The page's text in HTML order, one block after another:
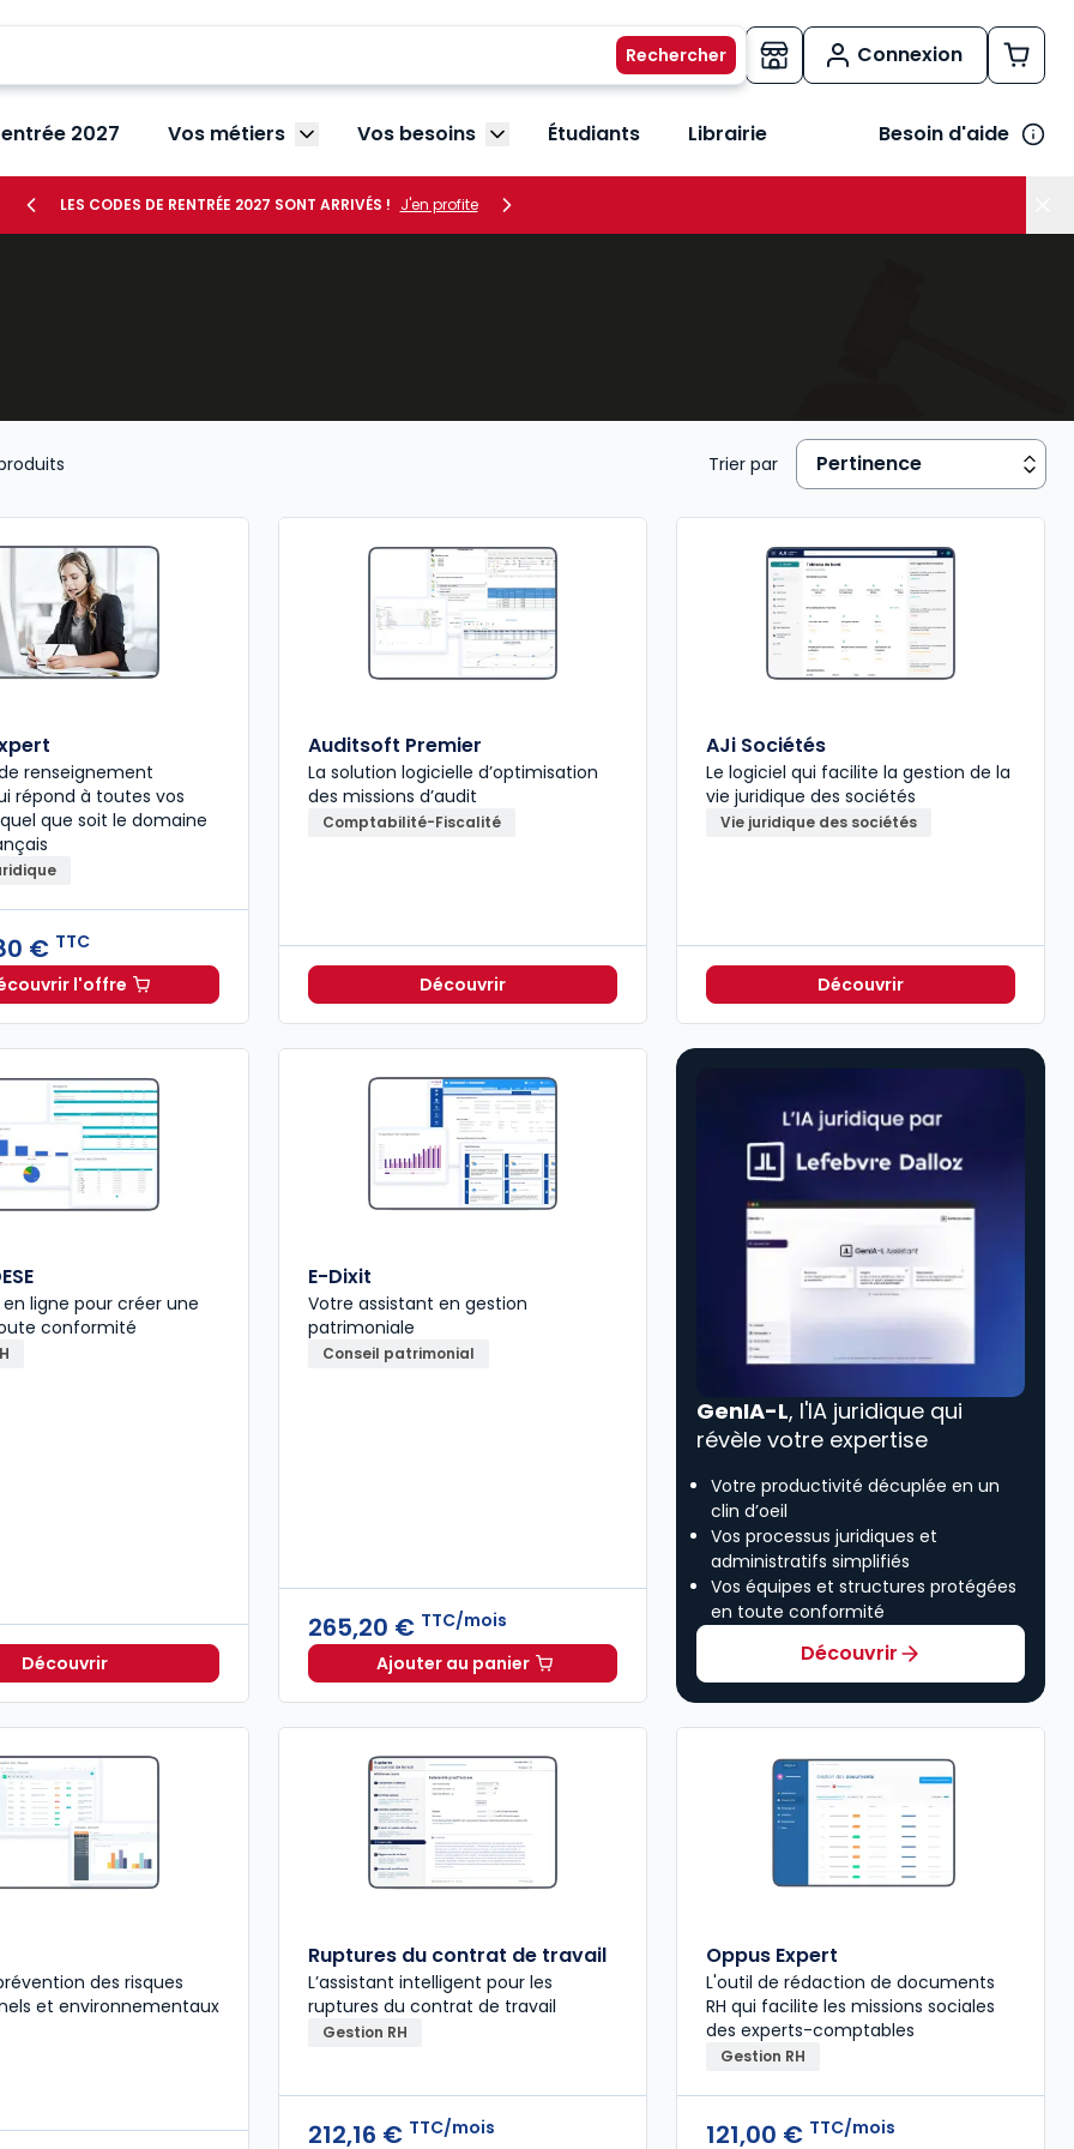
Connexion
2027 Vos métiers Afficher le sous-menu Vos métiers
Vos besoins Afficher le sous-menu Vos besoins
Étudiants Librairie Besoin d'aide
LES CODES DE RENTRÉE 2027 SONT ARRIVÉS ! J'en profite
Trier par
renseignement
répond à toutes vos
que soit le domaine
€ TTC
l'offre
L'appel expert à partir de Dès TTC
Auditsoft Premier
La solution logicielle d’optimisation
des missions d’audit
Comptabilité-Fiscalité
Découvrir
AJi Sociétés
Le logiciel qui facilite la gestion de la
vie juridique des sociétés
Vie juridique des sociétés
Découvrir
ligne pour créer une
conformité
Découvrir
E-Dixit
Votre assistant en gestion
patrimoniale
Conseil patrimonial
265,20 € TTC/mois
Ajouter au panierE-Dixit à 265,20 € TTC/mois
GenIA-L, l'IA juridique qui
révèle votre expertise
Votre productivité décuplée en un
clin d’oeil
Vos processus juridiques et
administratifs simplifiés
Vos équipes et structures protégées
en toute conformité
Découvrir
des risques
et environnementaux
Ruptures du contrat de travail
L’assistant intelligent pour les
ruptures du contrat de travail
Gestion RH
212,16 € TTC/mois
Oppus Expert
L'outil de rédaction de documents
RH qui facilite les missions sociales
des experts-comptables
Gestion RH
121,00 € TTC/mois